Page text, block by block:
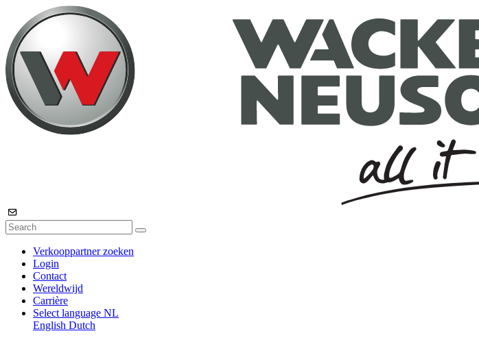
Verkooppartner zoeken
Login
Contact
Wereldwijd
Carrière
Select language NL
English Dutch